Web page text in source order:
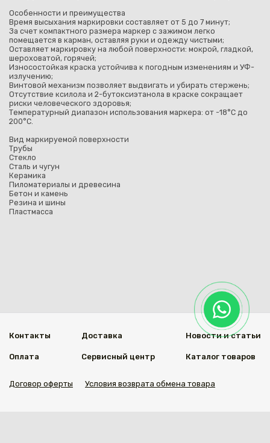
Особенности и преимущества
Время высыхания маркировки составляет от 5 до 7 минут;
За счет компактного размера маркер с зажимом легко
помещается в карман, оставляя руки и одежду чистыми;
Оставляет маркировку на любой поверхности: мокрой, гладкой,
шероховатой, горячей;
Износостойкая краска устойчива к погодным изменениям и УФ-
излучению;
Винтовой механизм позволяет выдвигать и убирать стержень;
Отсутствие ксилола и 2-бутоксиэтанола в краске сокращает
риски человеческого здоровья;
Температурный диапазон использования маркера: от -18°C до
200°C.
Вид маркируемой поверхности
Трубы
Стекло
Сталь и чугун
Керамика
Пиломатериалы и древесина
Бетон и камень
Резина и шины
Пластмасса
Контакты
Оплата
Доставка
Сервисный центр
Новости и статьи
Каталог товаров
Договор оферты Условия возврата обмена товара